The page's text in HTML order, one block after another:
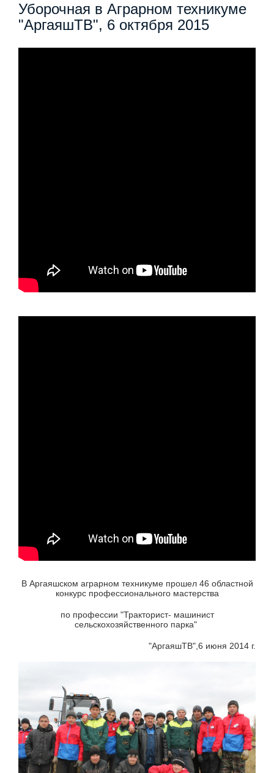
Уборочная в Аграрном техникуме
"АргаяшТВ", 6 октября 2015
В Аргаяшском аграрном техникуме прошел 46 областной
конкурс профессионального мастерства
по профессии "Тракторист- машинист
сельскохозяйственного парка"
"АргаяшТВ",6 июня 2014 г.